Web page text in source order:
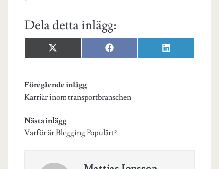
Dela detta inlägg:
Dela
på
X
(
i
t
t
)
Dela
på
F
a
o
Dela
på
L
i
Föregående inlägg
Karriär inom transportbranschen
Nästa inlägg
Varför är Blogging Populärt?